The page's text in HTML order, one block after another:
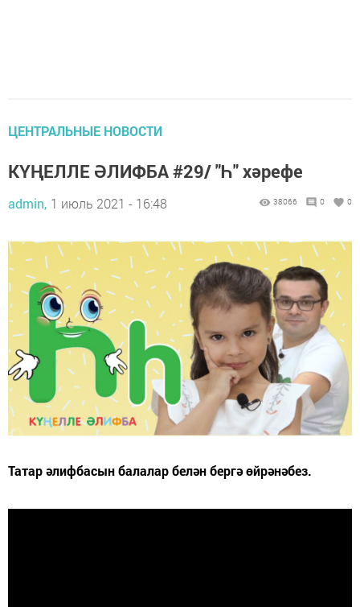
ЦЕНТРАЛЬНЫЕ НОВОСТИ
КҮҢЕЛЛЕ ӘЛИФБА #29/ "Һ" хәрефе
admin, 1 июль 2021 - 16:48 38066 0 0
Татар әлифбасын балалар белән бергә өйрәнәбез.